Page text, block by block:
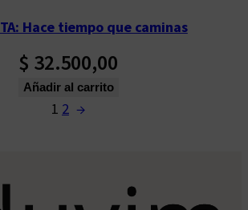
Hace tiempo que caminas
$ 32.500,00
Añadir al carrito
1 2 →